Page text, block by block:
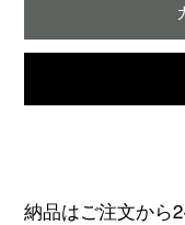
納品はご注文から